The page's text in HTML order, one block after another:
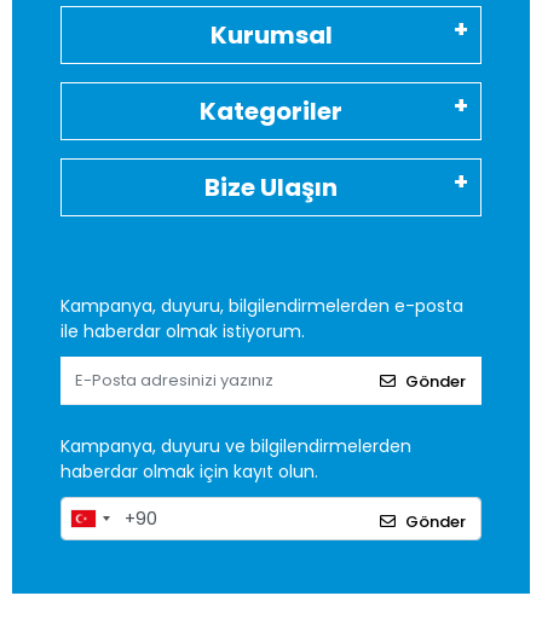
Kurumsal
Kategoriler
Bize Ulaşın
Kampanya, duyuru, bilgilendirmelerden e-posta
ile haberdar olmak istiyorum.
Gönder
Kampanya, duyuru ve bilgilendirmelerden
haberdar olmak için kayıt olun.
Gönder